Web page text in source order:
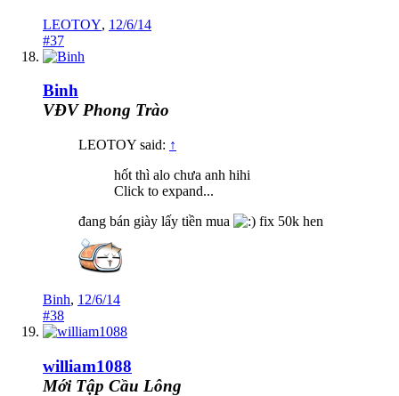
LEOTOY, 12/6/14
#37
Binh
VĐV Phong Trào
LEOTOY said: ↑
hốt thì alo chưa anh hihi
Click to expand...
đang bán giày lấy tiền mua
fix 50k hen
Binh, 12/6/14
#38
william1088
Mới Tập Cầu Lông